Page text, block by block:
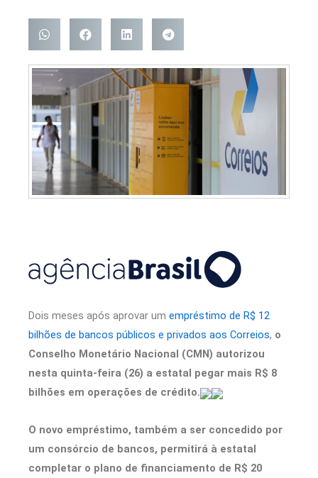
Dois meses após aprovar um empréstimo de R$ 12
bilhões de bancos públicos e privados aos Correios, o
Conselho Monetário Nacional (CMN) autorizou
nesta quinta-feira (26) a estatal pegar mais R$ 8
bilhões em operações de crédito.
O novo empréstimo, também a ser concedido por
um consórcio de bancos, permitirá à estatal
completar o plano de financiamento de R$ 20